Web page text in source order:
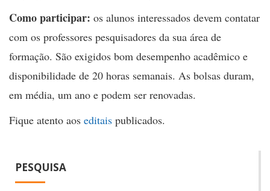
Como participar: os alunos interessados devem contatar
com os professores pesquisadores da sua área de
formação. São exigidos bom desempenho acadêmico e
disponibilidade de 20 horas semanais. As bolsas duram,
em média, um ano e podem ser renovadas.
Fique atento aos editais publicados.
PESQUISA